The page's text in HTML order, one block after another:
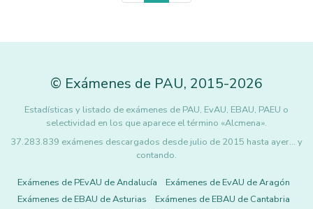
© Exámenes de PAU, 2015-2026
Estadísticas y listado de exámenes de PAU, EvAU, EBAU, PAEU o
selectividad en los que aparece el término «Alcmena».
37.283.839 exámenes descargados desde julio de 2015 hasta ayer... y
contando.
Exámenes de PEvAU de Andalucía
Exámenes de EvAU de Aragón
Exámenes de EBAU de Asturias
Exámenes de EBAU de Cantabria